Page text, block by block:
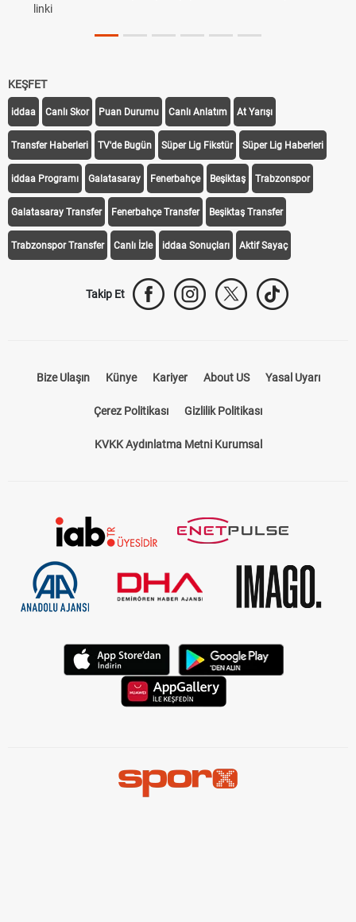
linki
KEŞFET
iddaa Canlı Skor Puan Durumu Canlı Anlatım At Yarışı
Transfer Haberleri TV'de Bugün Süper Lig Fikstür Süper Lig Haberleri
iddaa Programı Galatasaray Fenerbahçe Beşiktaş Trabzonspor
Galatasaray Transfer Fenerbahçe Transfer Beşiktaş Transfer
Trabzonspor Transfer Canlı İzle iddaa Sonuçları Aktif Sayaç
Takip Et
Bize Ulaşın Künye Kariyer About US Yasal Uyarı
Çerez Politikası Gizlilik Politikası
KVKK Aydınlatma Metni Kurumsal